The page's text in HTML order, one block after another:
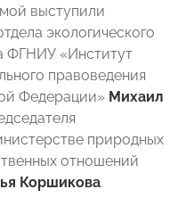
выступили
экологического
ФГНИУ «Институт
правоведения
Федерации» Михаил
природных
отношений
Коршикова.